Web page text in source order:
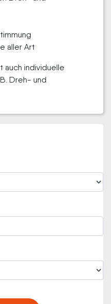
aller Art
auch individuelle
Dreh- und